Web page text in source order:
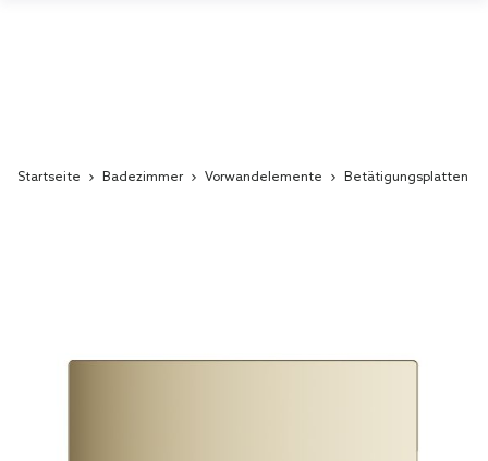
Startseite Badezimmer Vorwandelemente Betätigungsplatten